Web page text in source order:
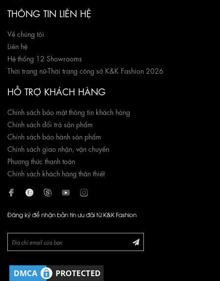
THÔNG TIN LIÊN HỆ
Về chúng tôi
Liên hệ
Hệ thống 12 Showrooms
Thời trang nữ-Thời trang công sở K&K Fashion 2026
HỖ TRỢ KHÁCH HÀNG
Chính sách bảo mật thông tin khách hàng
Chính sách đổi trả sản phẩm
Chính sách bảo hành sản phẩm
Chính sách giao nhận, vận chuyển
Phương thức thanh toán
Chính sách khách hàng thân thiết
Đăng ký để nhận bản tin ưu đãi từ K&K Fashion